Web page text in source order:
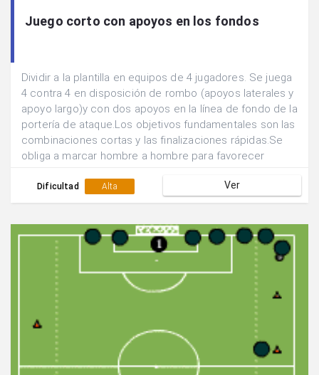
Juego corto con apoyos en los fondos
Dividir a la plantilla en equipos de 4 jugadores. Se juega
4 contra 4 en disposición de rombo (apoyos laterales y
apoyo largo)y con dos apoyos en la línea de fondo de la
portería de ataque.Los objetivos fundamentales son las
combinaciones cortas y las finalizaciones rápidas.Se
obliga a marcar hombre a hombre para favorecer
únicamente pueden jugar a un toque.
Dificultad Alta Ver